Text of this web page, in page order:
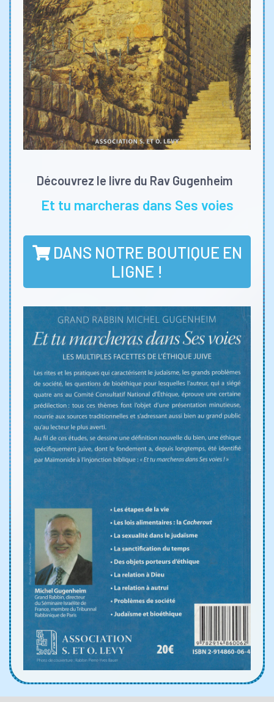
Découvrez le livre du Rav Gugenheim
Et tu marcheras dans Ses voies
DANS NOTRE BOUTIQUE EN
LIGNE !